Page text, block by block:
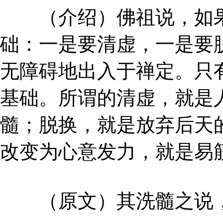
（介绍）佛祖说，如
础：一是要清虚，一是要
无障碍地出入于禅定。
基础。所谓的清虚，就是
髓；脱换，就是放弃后天
改变为心意发力，就是易
（原文）其洗髓之说